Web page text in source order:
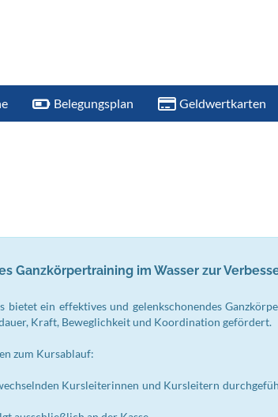
Belegungsplan Geldwertkarten
Ganzkörpertraining im Wasser zur
bietet ein effektives und gelenkschonendes
Kraft, Beweglichkeit und Koordination gefördert.
zum Kursablauf:
Kursleiterinnen und Kursleitern